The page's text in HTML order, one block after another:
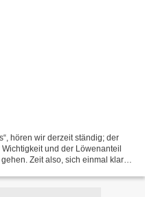
hören wir derzeit ständig; der
und der Löwenanteil
Zeit also, sich einmal klar